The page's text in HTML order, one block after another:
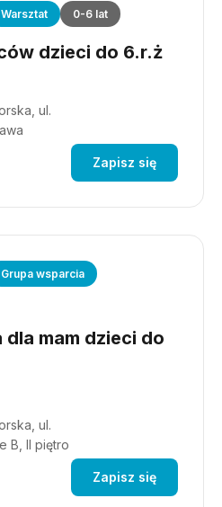
Warsztat 0-6 lat
dzieci do 6.r.ż
ul.
Zapisz się
Grupa wsparcia
mam dzieci do
ul.
B, II piętro
Zapisz się